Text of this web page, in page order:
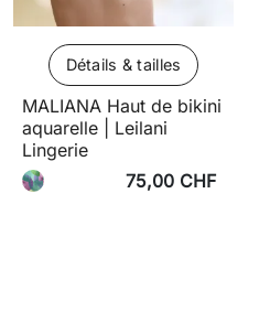
Détails & tailles
MALIANA Haut de bikini
aquarelle | Leilani
Lingerie
75,00 CHF